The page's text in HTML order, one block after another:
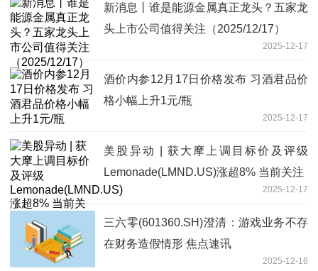
新消息丨谁是能源金属真正龙头？五家龙
头上市公司值得关注（2025/12/17）
2025-12-17
酒价内参12月17日价格发布 习酒君品价
格小幅上升1元/瓶
2025-12-17
美股异动 | 获大摩上调目标价及评级
Lemonade(LMND.US)涨超8% 当前关注
2025-12-17
三六零(601360.SH)澄清：游戏业务不存
在财务造假情形 焦点速讯
2025-12-16